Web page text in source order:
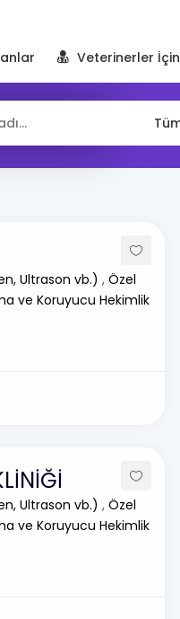
Veterinerler İçin
Ultrason vb.) , Özel
ve Koruyucu Hekimlik
Ultrason vb.) , Özel
ve Koruyucu Hekimlik